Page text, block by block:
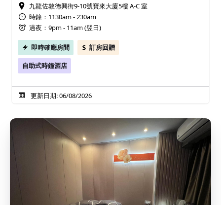
九龍佐敦德興街9-10號寶來大廈5樓 A-C 室
時鐘：1130am - 230am
過夜：9pm - 11am (翌日)
即時確應房間 訂房回贈
自助式時鐘酒店
更新日期: 06/08/2026